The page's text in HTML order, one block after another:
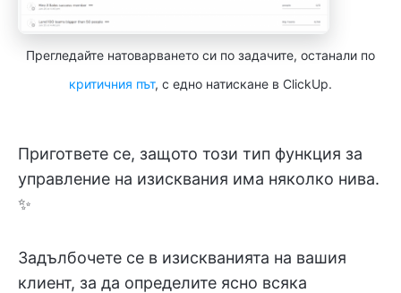
Прегледайте натоварването си по задачите, останали по
критичния път, с едно натискане в ClickUp.
Пригответе се, защото този тип функция за
управление на изисквания има няколко нива.
✨
Задълбочете се в изискванията на вашия
клиент, за да определите ясно всяка